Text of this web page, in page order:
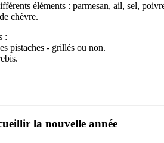
éléments : parmesan, ail, sel,
chèvre.
:
pistaches - grillés ou non.
la nouvelle année